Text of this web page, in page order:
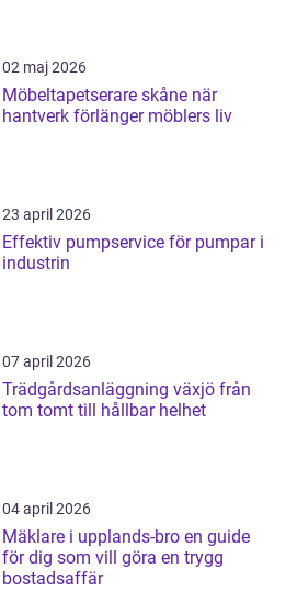
02 maj 2026
Möbeltapetserare skåne när
hantverk förlänger möblers liv
23 april 2026
Effektiv pumpservice för pumpar i
industrin
07 april 2026
Trädgårdsanläggning växjö från
tom tomt till hållbar helhet
04 april 2026
Mäklare i upplands-bro en guide
för dig som vill göra en trygg
bostadsaffär